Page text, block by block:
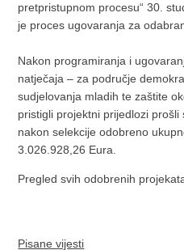
pretpristupnom procesu“ 30.
je proces ugovaranja za
Nakon programiranja i
natječaja – za područje
sudjelovanja mladih te zaštite
pristigli projektni prijedlozi
nakon selekcije odobreno
3.026.928,26 Eura.
Pregled svih odobrenih
Pisane vijesti